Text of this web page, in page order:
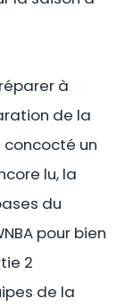
à
de la
concocté un
lu, la
du
pour bien
2
de la